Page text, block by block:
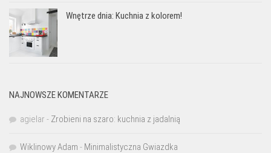
Wnętrze dnia: Kuchnia z kolorem!
NAJNOWSZE KOMENTARZE
agielar - Zrobieni na szaro: kuchnia z jadalnią
Wiklinowy Adam - Minimalistyczna Gwiazdka